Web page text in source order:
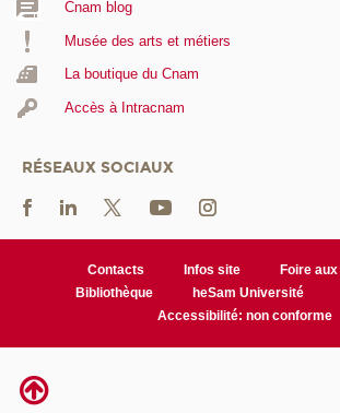
Cnam blog
Musée des arts et métiers
La boutique du Cnam
Accès à Intracnam
RÉSEAUX SOCIAUX
Contacts Infos site
Foire
Bibliothèque
heSam Université
Accessibilité: non conforme